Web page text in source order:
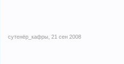
сутенёр_кафры 21 сен 2008